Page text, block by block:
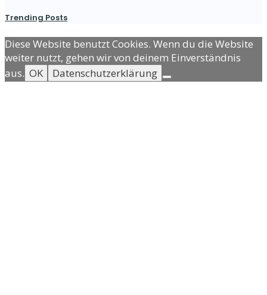
Trending Posts
Diese Website benutzt Cookies. Wenn du die Website
weiter nutzt, gehen wir von deinem Einverständnis
aus. OK Datenschutzerklärung